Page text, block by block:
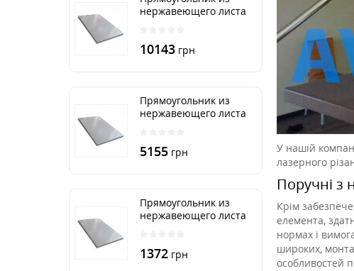
нержавеющего листа
10143 грн
Прямоугольник из
нержавеющего листа
5155 грн
Прямоугольник из
нержавеющего листа
1372 грн
У нашій
лазерного
Поручні з
Крім
елемента,
нормах і
широких,
особливостей